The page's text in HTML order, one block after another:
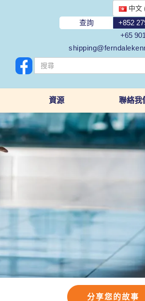
中文
查詢
+852
+65
資源 聯絡我
分享您的故事